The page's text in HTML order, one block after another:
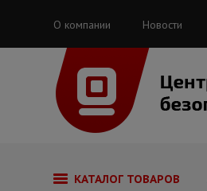
О компании Новости
КАТАЛОГ ТОВАРОВ